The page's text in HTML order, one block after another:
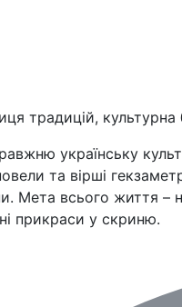
традицій,
українську
та вірші
Мета всього життя –
прикраси у скриню.